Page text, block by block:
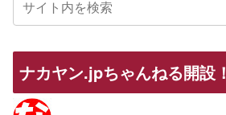
ナカヤン.jpちゃんねる開設！